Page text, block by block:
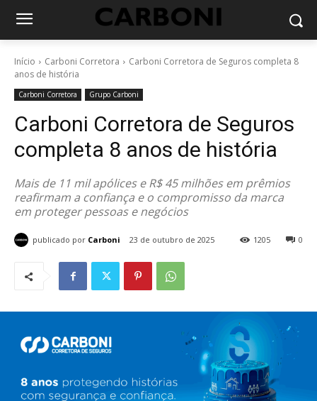
Início Carboni Corretora
Carboni Corretora de Seguros completa 8
anos de história
Carboni Corretora Grupo Carboni
Carboni Corretora de Seguros
completa 8 anos de história
Mais de 11 mil apólices e R$ 45 milhões em prêmios
reafirmam a confiança e o compromisso da marca
em proteger pessoas e negócios
publicado por Carboni 23 de outubro de 2025 0
1205